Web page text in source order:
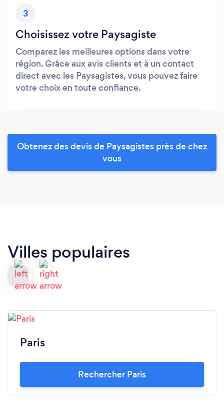
3
Choisissez votre Paysagiste
Comparez les meilleures options dans votre
région. Grâce aux avis clients et à un contact
direct avec les Paysagistes, vous pouvez faire
votre choix en toute confiance.
Obtenez des devis de Paysagistes près de chez
vous
Villes populaires
Paris
Rechercher Paris